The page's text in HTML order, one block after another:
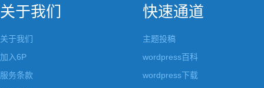
关于我们
关于我们
加入6P
服务条款
快速通道
主题投稿
wordpress百科
wordpress下载